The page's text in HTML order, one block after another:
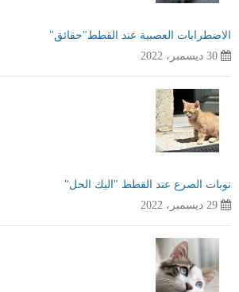
الاضطرابات العصبية عند القطط"حقائق"
30 ديسمبر، 2022
نوبات الصرع عند القطط "اليك الحل"
29 ديسمبر، 2022